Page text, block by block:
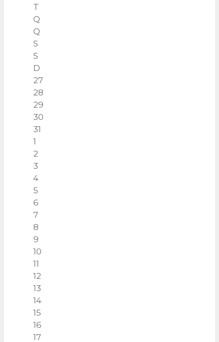
T
Q
Q
S
S
D
27
28
29
30
31
1
2
3
4
5
6
7
8
9
10
11
12
13
14
15
16
17